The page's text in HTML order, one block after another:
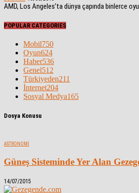
AMD, Los Angeles’ta dünya çapında binlerce
POPULAR CATEGORIES
Mobil750
Oyun624
Haber536
Genel512
Türkiyeden211
İnternet204
Sosyal Medya165
Dosya Konusu
ASTRONOMI
Güneş Sisteminde Yer Alan
14/07/2015